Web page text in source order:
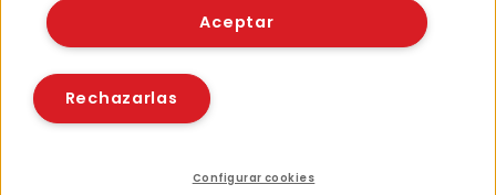
© Fundación EROSKI
Políticas de cookies
Aceptar
Rechazarlas
Configurar cookies